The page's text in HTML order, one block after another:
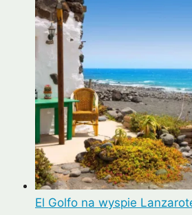
El Golfo na wyspie